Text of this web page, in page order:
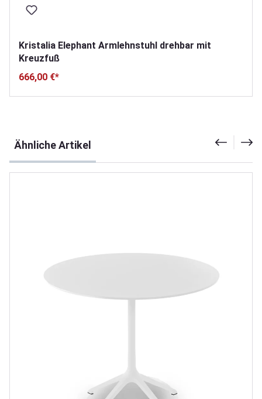
Kristalia Elephant Armlehnstuhl drehbar mit
Kreuzfuß
666,00 €*
Ähnliche Artikel